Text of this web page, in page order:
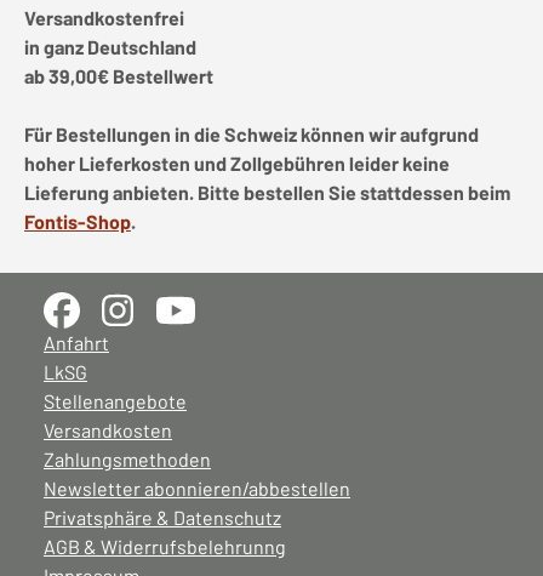
Versandkostenfrei
in ganz Deutschland
ab 39,00€ Bestellwert
Für Bestellungen in die Schweiz können wir aufgrund
hoher Lieferkosten und Zollgebühren leider keine
Lieferung anbieten. Bitte bestellen Sie stattdessen beim
Fontis-Shop.
Anfahrt
LkSG
Stellenangebote
Versandkosten
Zahlungsmethoden
Newsletter abonnieren/abbestellen
Privatsphäre & Datenschutz
AGB & Widerrufsbelehrunng